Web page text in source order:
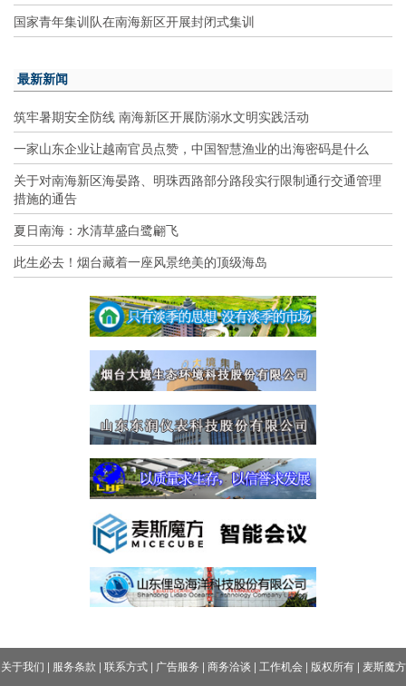
国家青年集训队在南海新区开展封闭式集训
最新新闻
筑牢暑期安全防线 南海新区开展防溺水文明实践活动
一家山东企业让越南官员点赞，中国智慧渔业的出海密码是什么
关于对南海新区海晏路、明珠西路部分路段实行限制通行交通管理
措施的通告
夏日南海：水清草盛白鹭翩飞
此生必去！烟台藏着一座风景绝美的顶级海岛
关于我们 | 服务条款 | 联系方式| 广告服务 | 商务洽谈 | 工作机会| 版权所有| 麦斯魔方